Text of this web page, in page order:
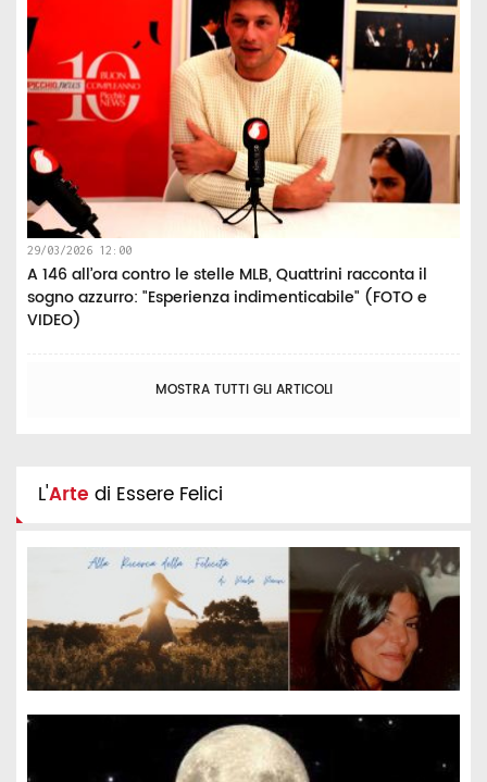
29/03/2026 12:00
A 146 all’ora contro le stelle MLB, Quattrini racconta il
sogno azzurro: "Esperienza indimenticabile" (FOTO e
VIDEO)
MOSTRA TUTTI GLI ARTICOLI
L'Arte di Essere Felici